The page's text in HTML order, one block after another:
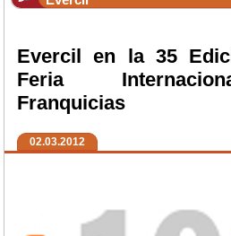
Evercil en la 35
Feria
Franquicias
02.03.2012